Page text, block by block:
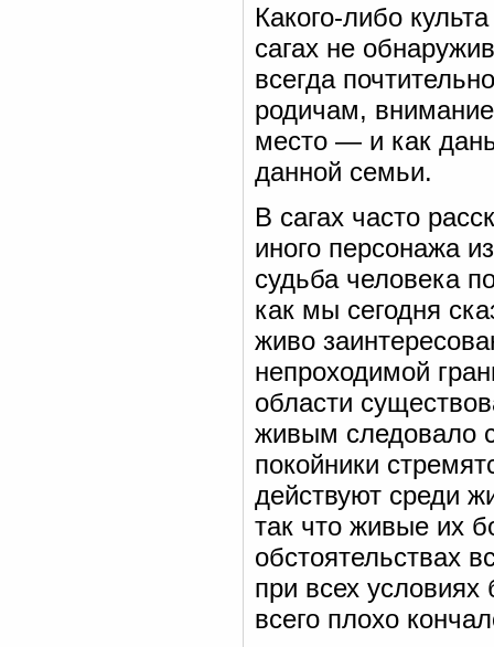
Какого-либо
сагах не
всегда
родичам,
место — и как
данной семьи.
В сагах часто
иного персонажа
судьба человека
как мы сегодня
живо
непроходимой
области
живым следовало
покойники
действуют среди
так что живые их
обстоятельствах
при всех
всего плохо